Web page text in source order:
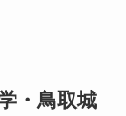
・鳥取城